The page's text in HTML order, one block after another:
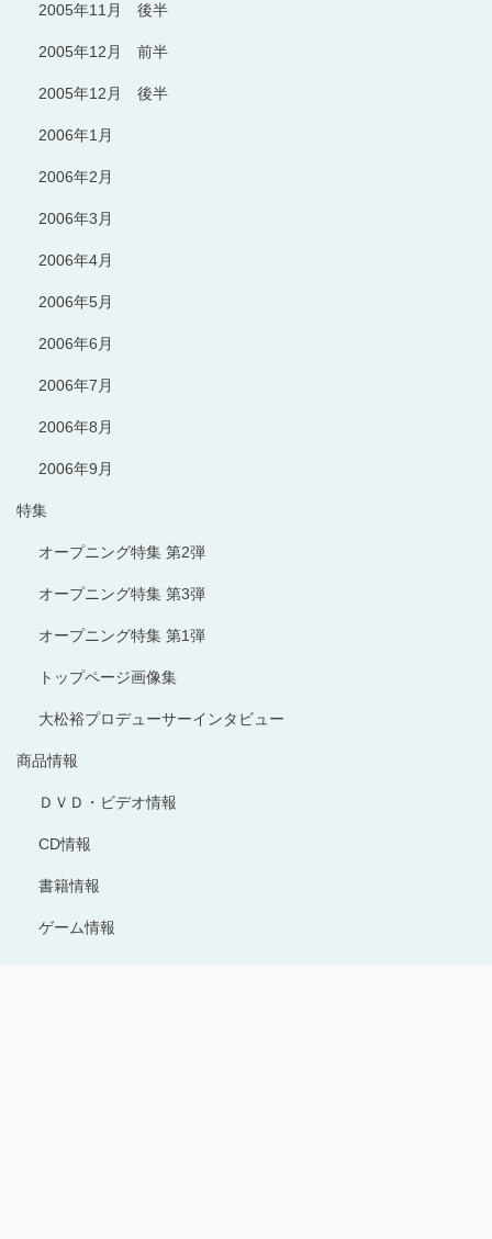
2005年11月 後半
2005年12月 前半
2005年12月 後半
2006年1月
2006年2月
2006年3月
2006年4月
2006年5月
2006年6月
2006年7月
2006年8月
2006年9月
特集
オープニング特集 第2弾
オープニング特集 第3弾
オープニング特集 第1弾
トップページ画像集
大松裕プロデューサーインタビュー
商品情報
ＤＶＤ・ビデオ情報
CD情報
書籍情報
ゲーム情報